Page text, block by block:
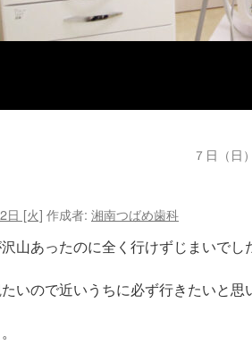
７日（日
日 [火] 作成者: 湘南つばめ歯科
山あったのに全く行けずじまいでし
いので近いうちに必ず行きたいと思